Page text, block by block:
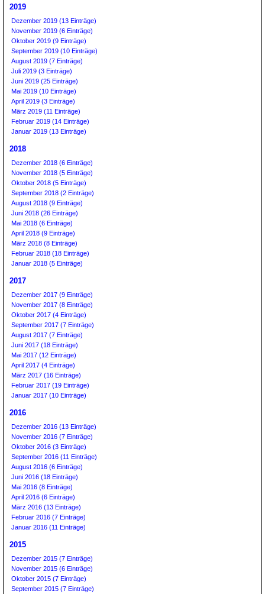
2019
Dezember 2019 (13 Einträge)
November 2019 (6 Einträge)
Oktober 2019 (9 Einträge)
September 2019 (10 Einträge)
August 2019 (7 Einträge)
Juli 2019 (3 Einträge)
Juni 2019 (25 Einträge)
Mai 2019 (10 Einträge)
April 2019 (3 Einträge)
März 2019 (11 Einträge)
Februar 2019 (14 Einträge)
Januar 2019 (13 Einträge)
2018
Dezember 2018 (6 Einträge)
November 2018 (5 Einträge)
Oktober 2018 (5 Einträge)
September 2018 (2 Einträge)
August 2018 (9 Einträge)
Juni 2018 (26 Einträge)
Mai 2018 (6 Einträge)
April 2018 (9 Einträge)
März 2018 (8 Einträge)
Februar 2018 (18 Einträge)
Januar 2018 (5 Einträge)
2017
Dezember 2017 (9 Einträge)
November 2017 (8 Einträge)
Oktober 2017 (4 Einträge)
September 2017 (7 Einträge)
August 2017 (7 Einträge)
Juni 2017 (18 Einträge)
Mai 2017 (12 Einträge)
April 2017 (4 Einträge)
März 2017 (16 Einträge)
Februar 2017 (19 Einträge)
Januar 2017 (10 Einträge)
2016
Dezember 2016 (13 Einträge)
November 2016 (7 Einträge)
Oktober 2016 (3 Einträge)
September 2016 (11 Einträge)
August 2016 (6 Einträge)
Juni 2016 (18 Einträge)
Mai 2016 (8 Einträge)
April 2016 (6 Einträge)
März 2016 (13 Einträge)
Februar 2016 (7 Einträge)
Januar 2016 (11 Einträge)
2015
Dezember 2015 (7 Einträge)
November 2015 (6 Einträge)
Oktober 2015 (7 Einträge)
September 2015 (7 Einträge)